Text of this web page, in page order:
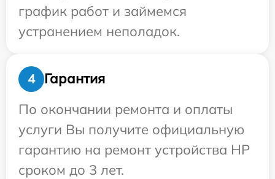
график работ и займемся
устранением неполадок.
4
Гарантия
По окончании ремонта и оплаты
услуги Вы получите официальную
гарантию на ремонт устройства HP
сроком до 3 лет.